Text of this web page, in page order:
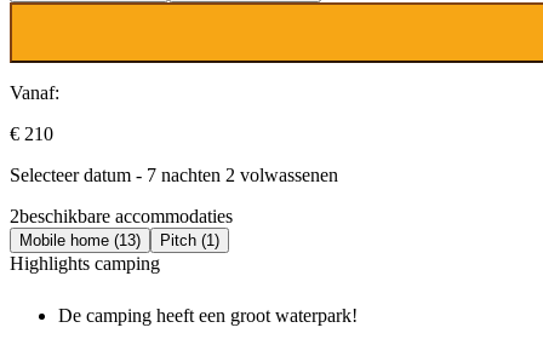
Vanaf:
€ 210
Selecteer datum - 7 nachten 2 volwassenen
2beschikbare accommodaties
Mobile home (13) Pitch (1)
Highlights camping
De camping heeft een groot waterpark!